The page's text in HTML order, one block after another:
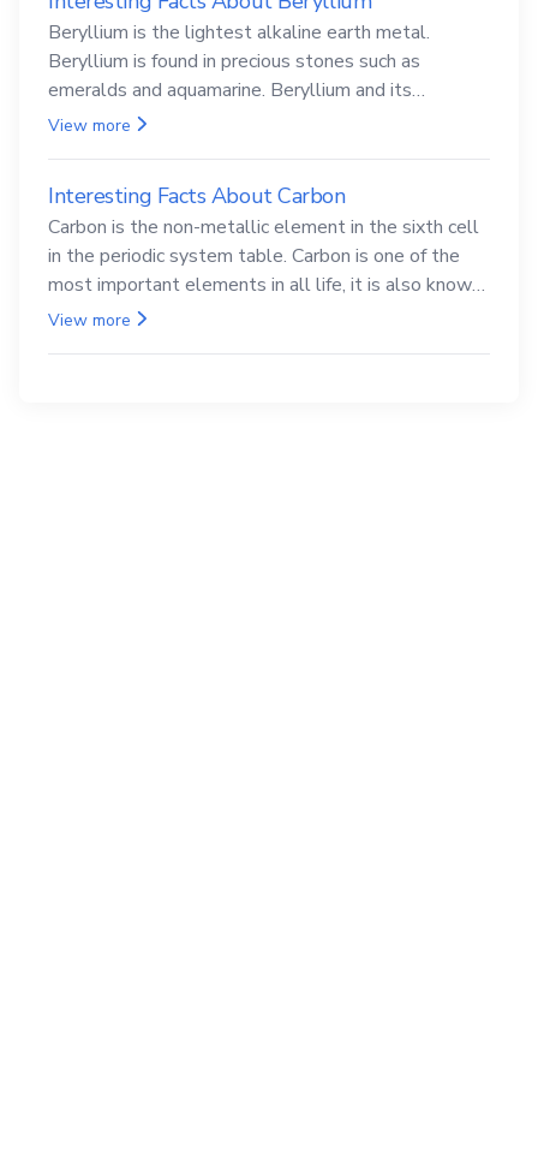
Beryllium is the lightest alkaline earth metal.
Beryllium is found in precious stones such as
emeralds and aquamarine. Beryllium and its
compounds are both carcinogenic.
View more
Interesting Facts About Carbon
Carbon is the non-metallic element in the sixth cell
in the periodic system table. Carbon is one of the
most important elements in all life, it is also known
as the back.
View more